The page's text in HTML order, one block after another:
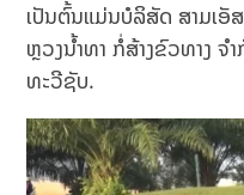
ເປັນຕົ້ນແມ່ນບໍລິສັດ ສາມເ
ຫຼວງນໍ້າທາ ກໍ່ສ້າງຂົວທາງ
ທະວີຊັບ.